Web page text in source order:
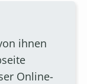
die
das
Sportplatz)
ihnen
Online-